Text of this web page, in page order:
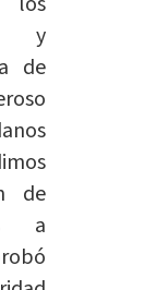
y
de
de
a